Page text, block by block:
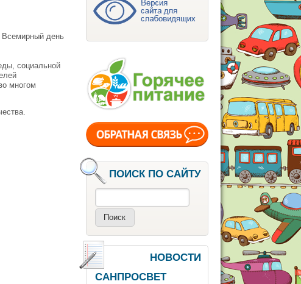
Всемирный день
социальной
многом
ПОИСК ПО САЙТУ
НОВОСТИ
САНПРОСВЕТ